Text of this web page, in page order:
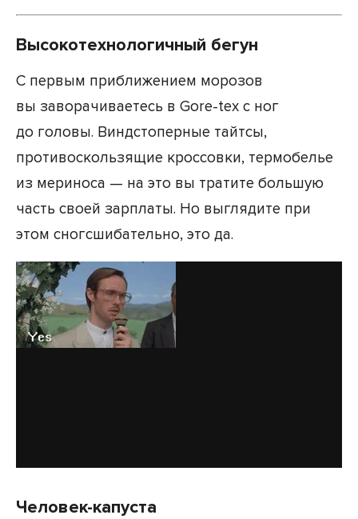
Высокотехнологичный бегун
С первым приближением морозов
вы заворачиваетесь в Gore-tex с ног
до головы. Виндстоперные тайтсы,
противоскользящие кроссовки, термобелье
из мериноса — на это вы тратите большую
часть своей зарплаты. Но выглядите при
этом сногсшибательно, это да.
Человек-капуста